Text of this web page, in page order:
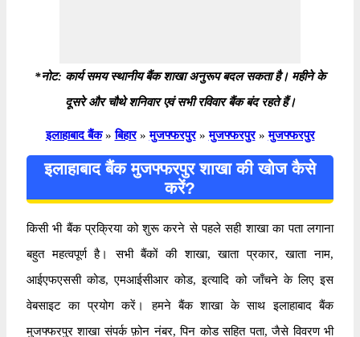
*नोट: कार्य समय स्थानीय बैंक शाखा अनुरूप बदल सकता है। महीने के
दूसरे और चौथे शनिवार एवं सभी रविवार बैंक बंद रहते हैं।
इलाहाबाद बैंक » बिहार » मुजफ्फरपुर » मुजफ्फरपुर » मुजफ्फरपुर
इलाहाबाद बैंक मुजफ्फरपुर शाखा की खोज कैसे
करें?
किसी भी बैंक प्रक्रिया को शुरू करने से पहले सही शाखा का पता लगाना
बहुत महत्वपूर्ण है। सभी बैंकों की शाखा, खाता प्रकार, खाता नाम,
आईएफएससी कोड, एमआईसीआर कोड, इत्यादि को जाँचने के लिए इस
वेबसाइट का प्रयोग करें। हमने बैंक शाखा के साथ इलाहाबाद बैंक
मुजफ्फरपुर शाखा संपर्क फ़ोन नंबर, पिन कोड सहित पता, जैसे विवरण भी